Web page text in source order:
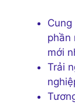
phần
mới
Trải